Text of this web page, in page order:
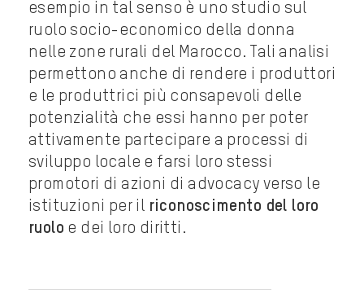
esempio in tal senso è uno studio sul
ruolo socio-economico della donna
nelle zone rurali del Marocco. Tali analisi
permettono anche di rendere i produttori
e le produttrici più consapevoli delle
potenzialità che essi hanno per poter
attivamente partecipare a processi di
sviluppo locale e farsi loro stessi
promotori di azioni di advocacy verso le
istituzioni per il riconoscimento del loro
ruolo e dei loro diritti.